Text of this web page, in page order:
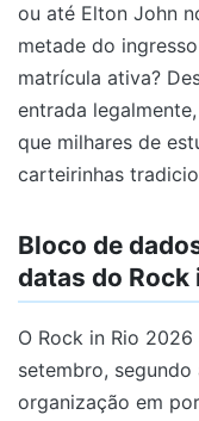
ou até Elton John
metade do
matrícula ativa?
entrada
que milhares de
carteirinhas
Bloco de
datas do Rock
O Rock in Rio 2026
setembro,
organização em